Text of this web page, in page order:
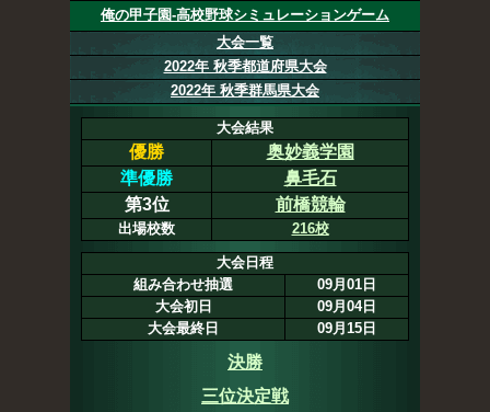
俺の甲子園-高校野球シミュレーションゲーム
大会一覧
2022年 秋季都道府県大会
2022年 秋季群馬県大会
大会結果
優勝
奥妙義学園
準優勝
鼻毛石
第3位
前橋競輪
出場校数 216校
大会日程
組み合わせ抽選
09月01日
大会初日
09月04日
大会最終日
09月15日
決勝
三位決定戦